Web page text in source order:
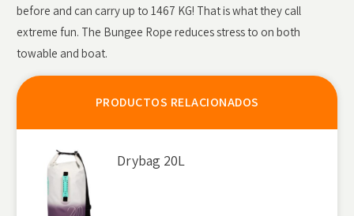
before and can carry up to 1467 KG! That is what they call
extreme fun. The Bungee Rope reduces stress to on both
towable and boat.
PRODUCTOS RELACIONADOS
Drybag 20L